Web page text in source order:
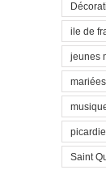
ile de
jeunes
mariées
picardie
Saint